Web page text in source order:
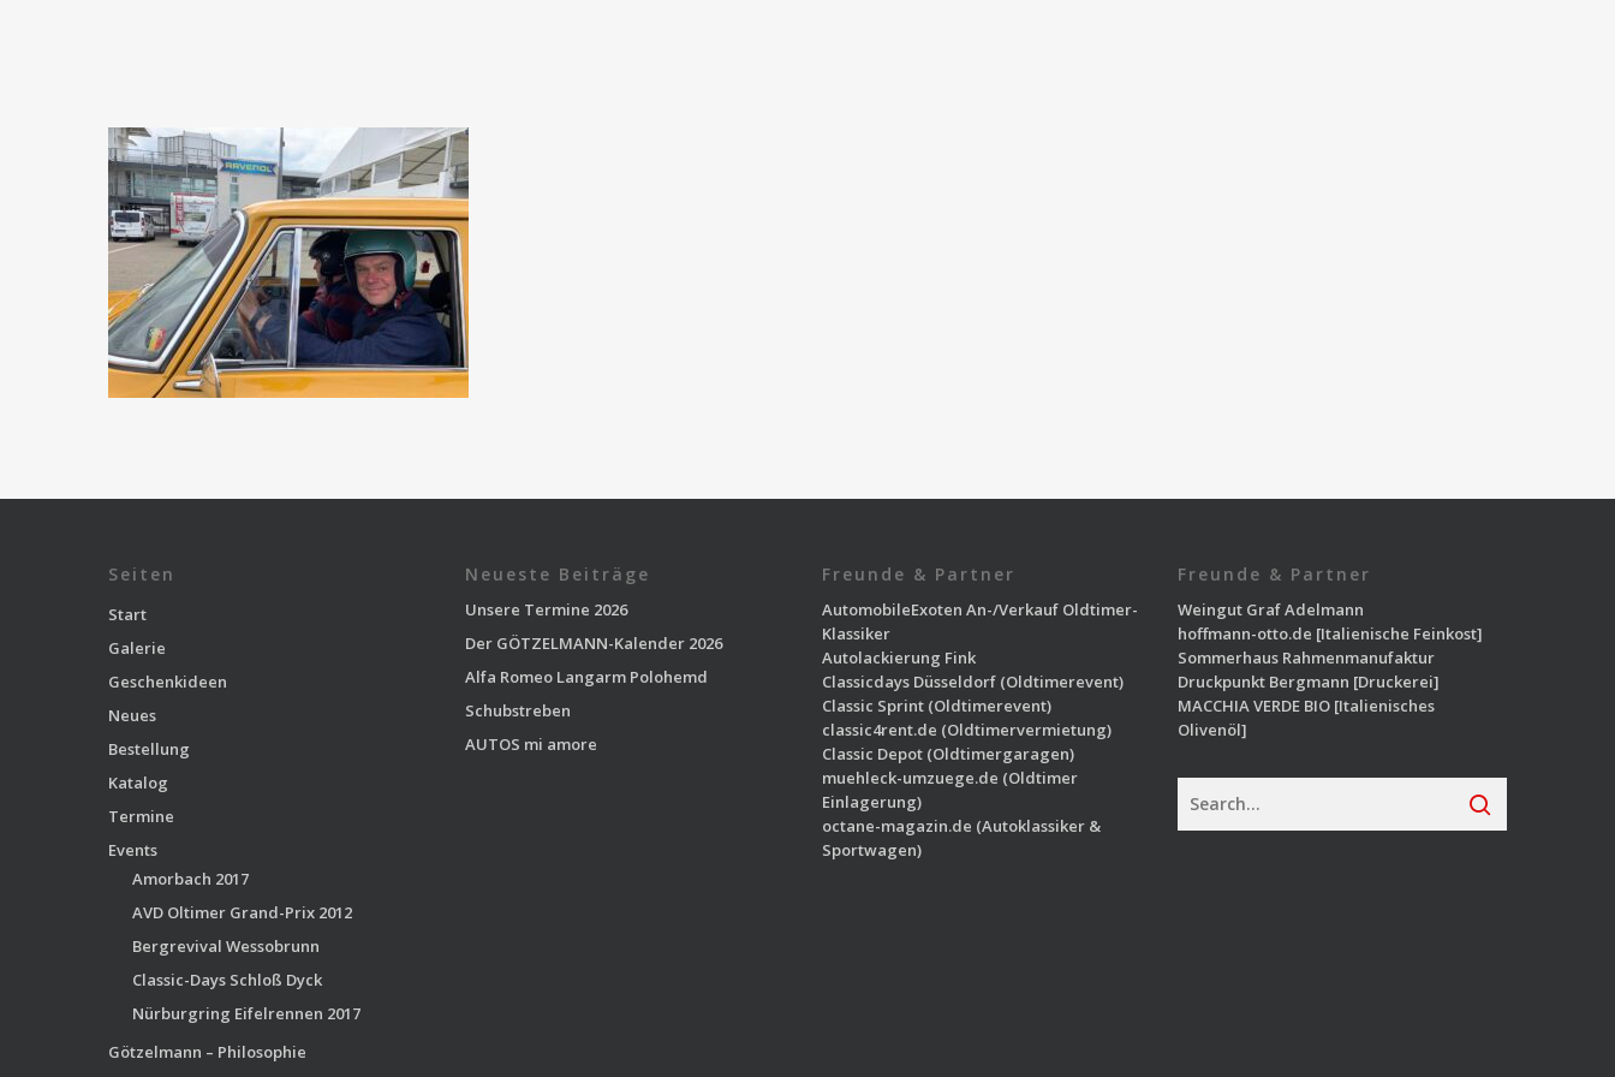
Seiten
Start
Galerie
Geschenkideen
Neues
Bestellung
Katalog
Termine
Events
Amorbach 2017
AVD Oltimer Grand-Prix 2012
Bergrevival Wessobrunn
Classic-Days Schloß Dyck
Nürburgring Eifelrennen 2017
Götzelmann – Philosophie
Neueste Beiträge
Unsere Termine 2026
Der GÖTZELMANN-Kalender 2026
Alfa Romeo Langarm Polohemd
Schubstreben
AUTOS mi amore
Freunde & Partner
AutomobileExoten An-/Verkauf Oldtimer-
Klassiker
Autolackierung Fink
Classicdays Düsseldorf(Oldtimerevent)
Classic Sprint(Oldtimerevent)
classic4rent.de (Oldtimervermietung)
Classic Depot(Oldtimergaragen)
muehleck-umzuege.de (Oldtimer
Einlagerung)
octane-magazin.de (Autoklassiker &
Sportwagen)
Freunde & Partner
Weingut Graf Adelmann
hoffmann-otto.de [Italienische Feinkost]
Sommerhaus Rahmenmanufaktur
Druckpunkt Bergmann [Druckerei]
MACCHIA VERDE BIO [Italienisches
Olivenöl]